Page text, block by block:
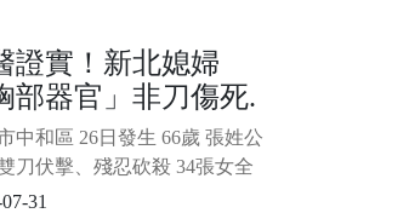
喜愛，雖然後來爆出不少醜
在日本地位依然崇高。 只是
年傳出，打拚超過30年以來，
有請過長假的他，突然宣布
養1個月，後面就有知情人士
證實！新北媳婦
部器官」非刀傷死.
不及闔眼、慘狀令
疼...
中和區 26日發生 66歲 張姓公
刀伏擊、殘忍砍殺 34張女全
砍刀，致命傷位於頸部，導
31